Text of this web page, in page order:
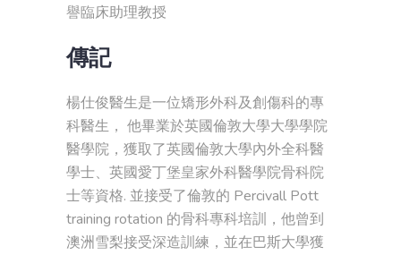
譽臨床助理教授
傳記
楊仕俊醫生是一位矯形外科及創傷科的專
科醫生， 他畢業於英國倫敦大學大學學院
醫學院，獲取了英國倫敦大學內外全科醫
學士、英國愛丁堡皇家外科醫學院骨科院
士等資格. 並接受了倫敦的 Percivall Pott
training rotation 的骨科專科培訓，他曾到
澳洲雪梨接受深造訓練，並在巴斯大學獲